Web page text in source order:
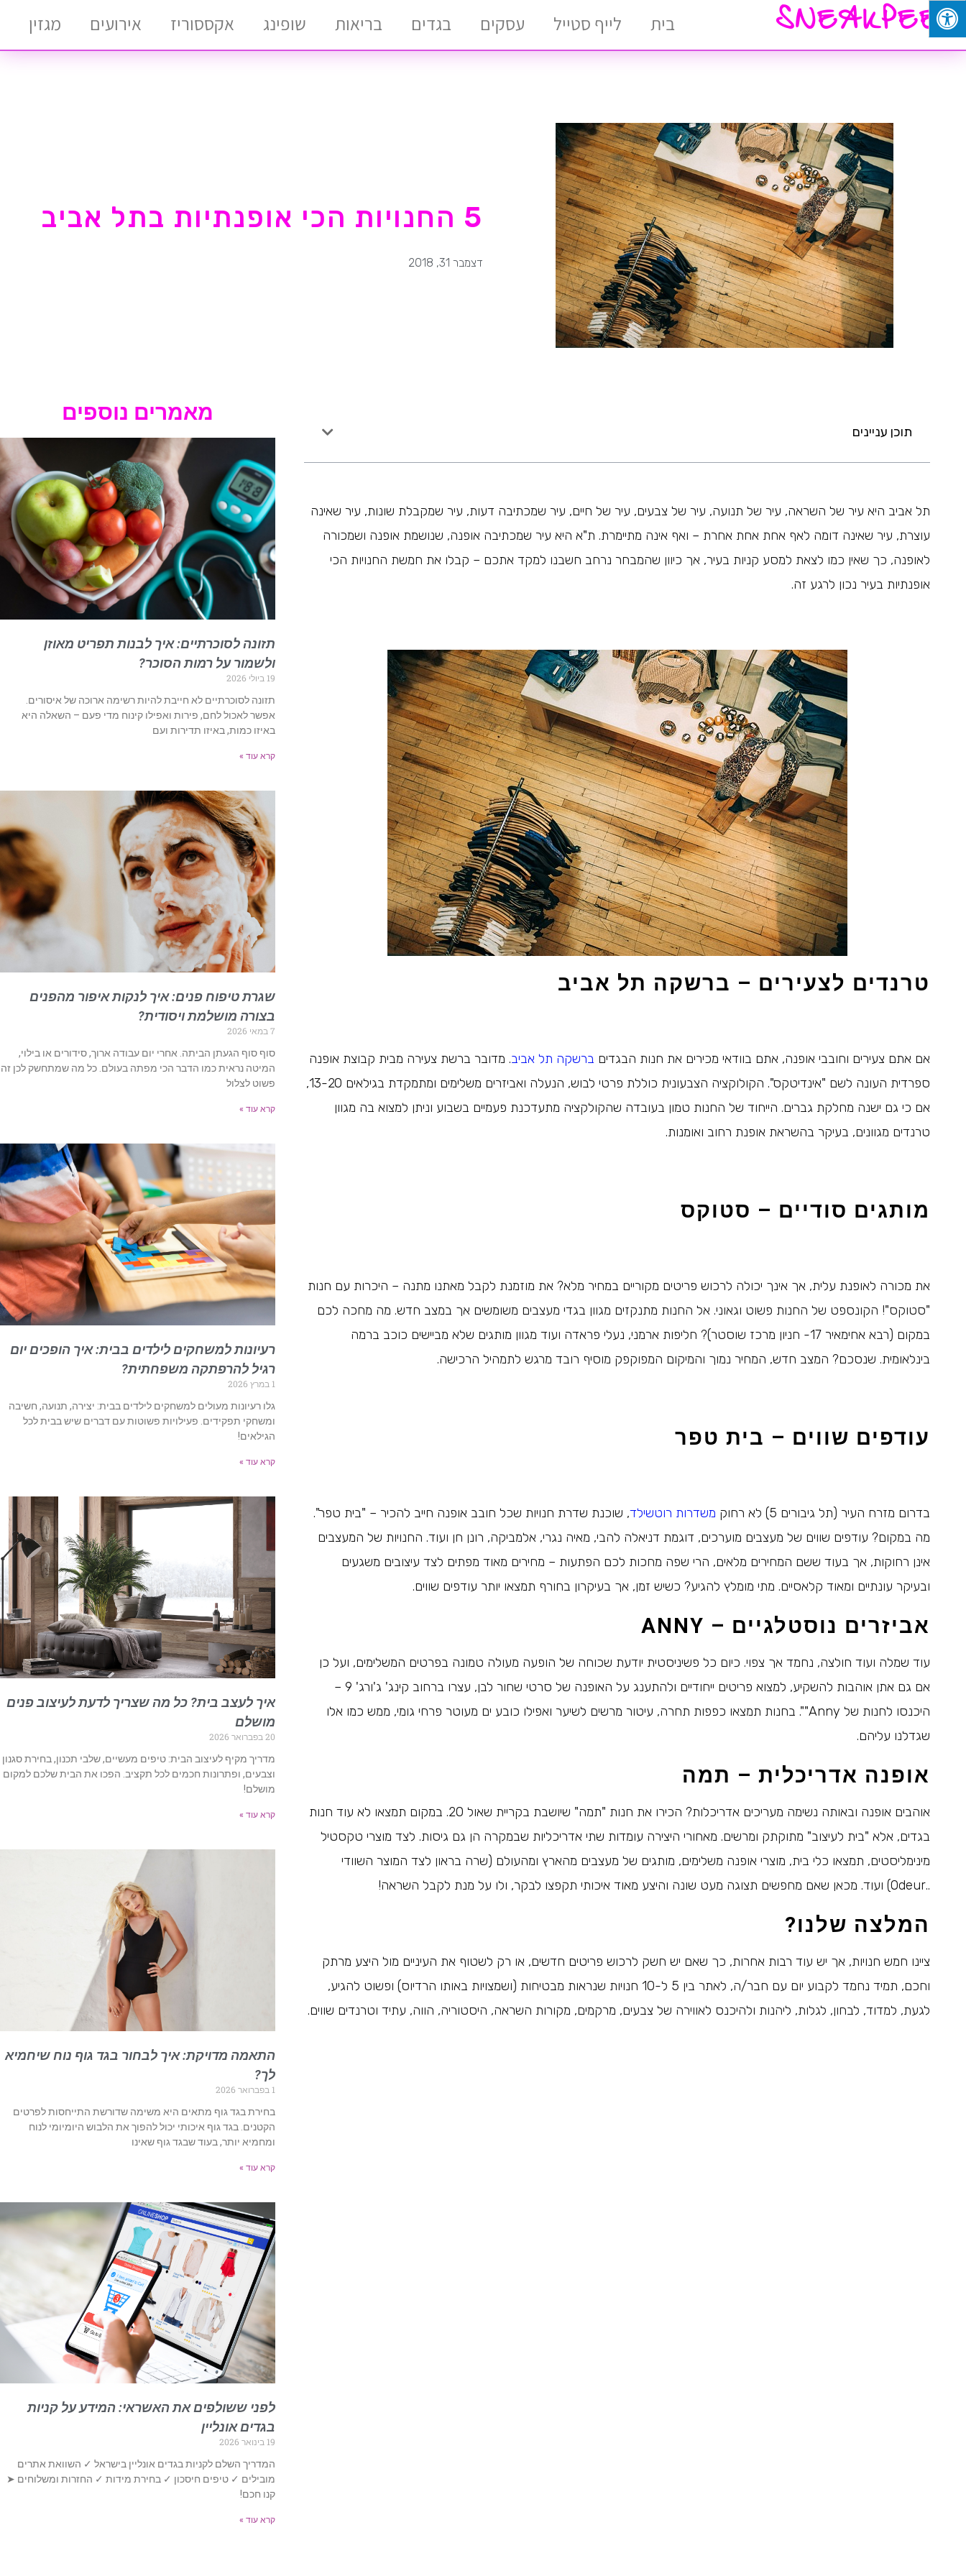
SNEAKPEEK בית לייף סטייל עסקים בגדים בריאות שופינג אקססוריז אירועים מגזין
5 החנויות הכי אופנתיות בתל אביב
דצמבר 31, 2018
תוכן עניינים
תל אביב היא עיר של השראה, עיר של תנועה, עיר של צבעים, עיר של חיים, עיר שמכתיבה דעות, עיר שמקבלת שונות, עיר שאינה
עוצרת, עיר שאינה דומה לאף אחת אחת אחרת – ואף אינה מתיימרת. ת"א היא עיר שמכתיבה אופנה, שנושמת אופנה ושמכורה
לאופנה, כך שאין כמו לצאת למסע קניות בעיר, אך כיוון שהמבחר נרחב חשבנו למקד אתכם – קבלו את חמשת החנויות הכי
אופנתיות בעיר נכון לרגע זה.
טרנדים לצעירים – ברשקה תל אביב
אם אתם צעירים וחובבי אופנה, אתם בוודאי מכירים את חנות הבגדים ברשקה תל אביב. מדובר ברשת צעירה מבית קבוצת אופנה
ספרדית העונה לשם "אינדיטקס". הקולוקציה הצבעונית כוללת פרטי לבוש, הנעלה ואביזרים משלימים ומתמקדת בגילאים 13-20,
אם כי גם ישנה מחלקת גברים. הייחוד של החנות טמון בעובדה שהקולקציה מתעדכנת פעמיים בשבוע וניתן למצוא בה מגוון
טרנדים מגוונים, בעיקר בהשראת אופנת רחוב ואומנות.
מותגים סודיים – סטוקס
את מכורה לאופנת עלית, אך אינך יכולה לרכוש פריטים מקוריים במחיר מלא? את מוזמנת לקבל מאתנו מתנה – היכרות עם חנות
"סטוקס"! הקונספט של החנות פשוט וגאוני. אל החנות מתנקזים מגוון בגדי מעצבים משומשים אך במצב חדש. מה מחכה לכם
במקום (רבא אחימאיר 17- חניון מרכז שוסטר)? חליפות ארמני, נעלי פראדה ועוד מגוון מותגים שלא מביישים כוכב ברמה
בינלאומית. שנסכם? המצב חדש, המחיר נמוך והמיקום המפוקפק מוסיף רובד מרגש לתמהיל הרכישה.
עודפים שווים – בית טפר
בדרום מזרח העיר (תל גיבורים 5) לא רחוק משדרות רוטשילד, שוכנת שדרת חנויות שכל חובב אופנה חייב להכיר – "בית טפר".
מה במקום? עודפים שווים של מעצבים מוערכים, דוגמת דניאלה להבי, מאיה נגרי, אלמביקה, רונן חן ועוד. החנויות של המעצבים
אינן רחוקות, אך בעוד ששם המחירים מלאים, הרי שפה מחכות לכם הפתעות – מחירים מאוד מפתים לצד עיצובים משגעים
ובעיקר עונתיים ומאוד קלאסיים. מתי מומלץ להגיע? כשיש זמן, אך בעיקרון בחורף תמצאו יותר עודפים שווים.
אביזרים נוסטלגיים – ANNY
עוד שמלה ועוד חולצה, נחמד אך צפוי. כיום כל פשיניסטית יודעת שכוחה של הופעה מעולה טמונה בפרטים המשלימים, ועל כן
אם גם אתן אוהבות להשקיע, למצוא פריטים ייחודיים ולהתענג על האופנה של סרטי שחור לבן, עצרו ברחוב קינג' ג'ורג' 9 –
היכנסו לחנות של Anny"". בחנות תמצאו כפפות תחרה, עיטור מרשים לשיער ואפילו כובע ים מעוטר פרחי גומי, ממש כמו אלו
שגדלנו עליהם.
אופנה אדריכלית – תמה
אוהבים אופנה ובאותה נשימה מעריכים אדריכלות? הכירו את חנות "תמה" שיושבת בקריית שאול 20. במקום תמצאו לא עוד חנות
בגדים, אלא "בית לעיצוב" מתוקתק ומרשים. מאחורי היצירה עומדות שתי אדריכליות שבמקרה הן גם גיסות. לצד מוצרי טקסטיל
מינימליסטים, תמצאו כלי בית, מוצרי אופנה משלימים, מותגים של מעצבים מהארץ ומהעולם (שרה בראון לצד המוצר השוודי
..Odeur) ועוד. מכאן שאם מחפשים תצוגה מעט שונה והיצע מאוד איכותי תקפצו לבקר, ולו על מנת לקבל השראה!
המלצה שלנו?
ציינו חמש חנויות, אך יש עוד רבות אחרות, כך שאם יש חשק לרכוש פריטים חדשים, או רק לשטוף את העיניים מול היצע מרתק
וחכם, תמיד נחמד לקבוע יום עם חבר/ה, לאתר בין 5 ל-10 חנויות שנראות מבטיחות (ושמצויות באותו הרדיוס) ופשוט להגיע,
לגעת, למדוד, לבחון, לגלות, ליהנות ולהיכנס לאווירה של צבעים, מרקמים, מקורות השראה, היסטוריה, הווה, עתיד וטרנדים שווים.
מאמרים נוספים
תזונה לסוכרתיים: איך לבנות תפריט מאוזן
ולשמור על רמות הסוכר?
19 ביולי 2026
תזונה לסוכרתיים לא חייבת להיות רשימה ארוכה של איסורים.
אפשר לאכול לחם, פירות ואפילו קינוח מדי פעם – השאלה היא
באיזו כמות, באיזו תדירות ועם
קרא עוד »
שגרת טיפוח פנים: איך לנקות איפור מהפנים
בצורה מושלמת ויסודית?
7 במאי 2026
סוף סוף הגעתן הביתה. אחרי יום עבודה ארוך, סידורים או בילוי,
המיטה נראית כמו הדבר הכי מפתה בעולם. כל מה שמתחשק לכן זה
פשוט לצלול
קרא עוד »
רעיונות למשחקים לילדים בבית: איך הופכים יום
רגיל להרפתקה משפחתית?
1 במרץ 2026
גלו רעיונות מעולים למשחקים לילדים בבית: יצירה, תנועה, חשיבה
ומשחקי תפקידים. פעילויות פשוטות עם דברים שיש בבית לכל
הגילאים!
קרא עוד »
איך לעצב בית? כל מה שצריך לדעת לעיצוב פנים
מושלם
20 בפברואר 2026
מדריך מקיף לעיצוב הבית: טיפים מעשיים, שלבי תכנון, בחירת סגנון
וצבעים, ופתרונות חכמים לכל תקציב. הפכו את הבית שלכם למקום
מושלם!
קרא עוד »
התאמה מדויקת: איך לבחור בגד גוף נוח שיחמיא
לך?
1 בפברואר 2026
בחירת בגד גוף מתאים היא משימה שדורשת התייחסות לפרטים
הקטנים. בגד גוף איכותי יכול להפוך את הלבוש היומיומי לנוח
ומחמיא יותר, בעוד שבגד גוף שאינו
קרא עוד »
לפני ששולפים את האשראי: המידע על קניות
בגדים אונליין
19 בינואר 2026
המדריך השלם לקניות בגדים אונליין בישראל ✓ השוואת אתרים
מובילים ✓ טיפים חיסכון ✓ בחירת מידות ✓ החזרות ומשלוחים ➤
קנו חכם!
קרא עוד »